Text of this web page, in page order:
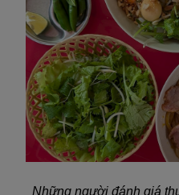
Những người đánh giá